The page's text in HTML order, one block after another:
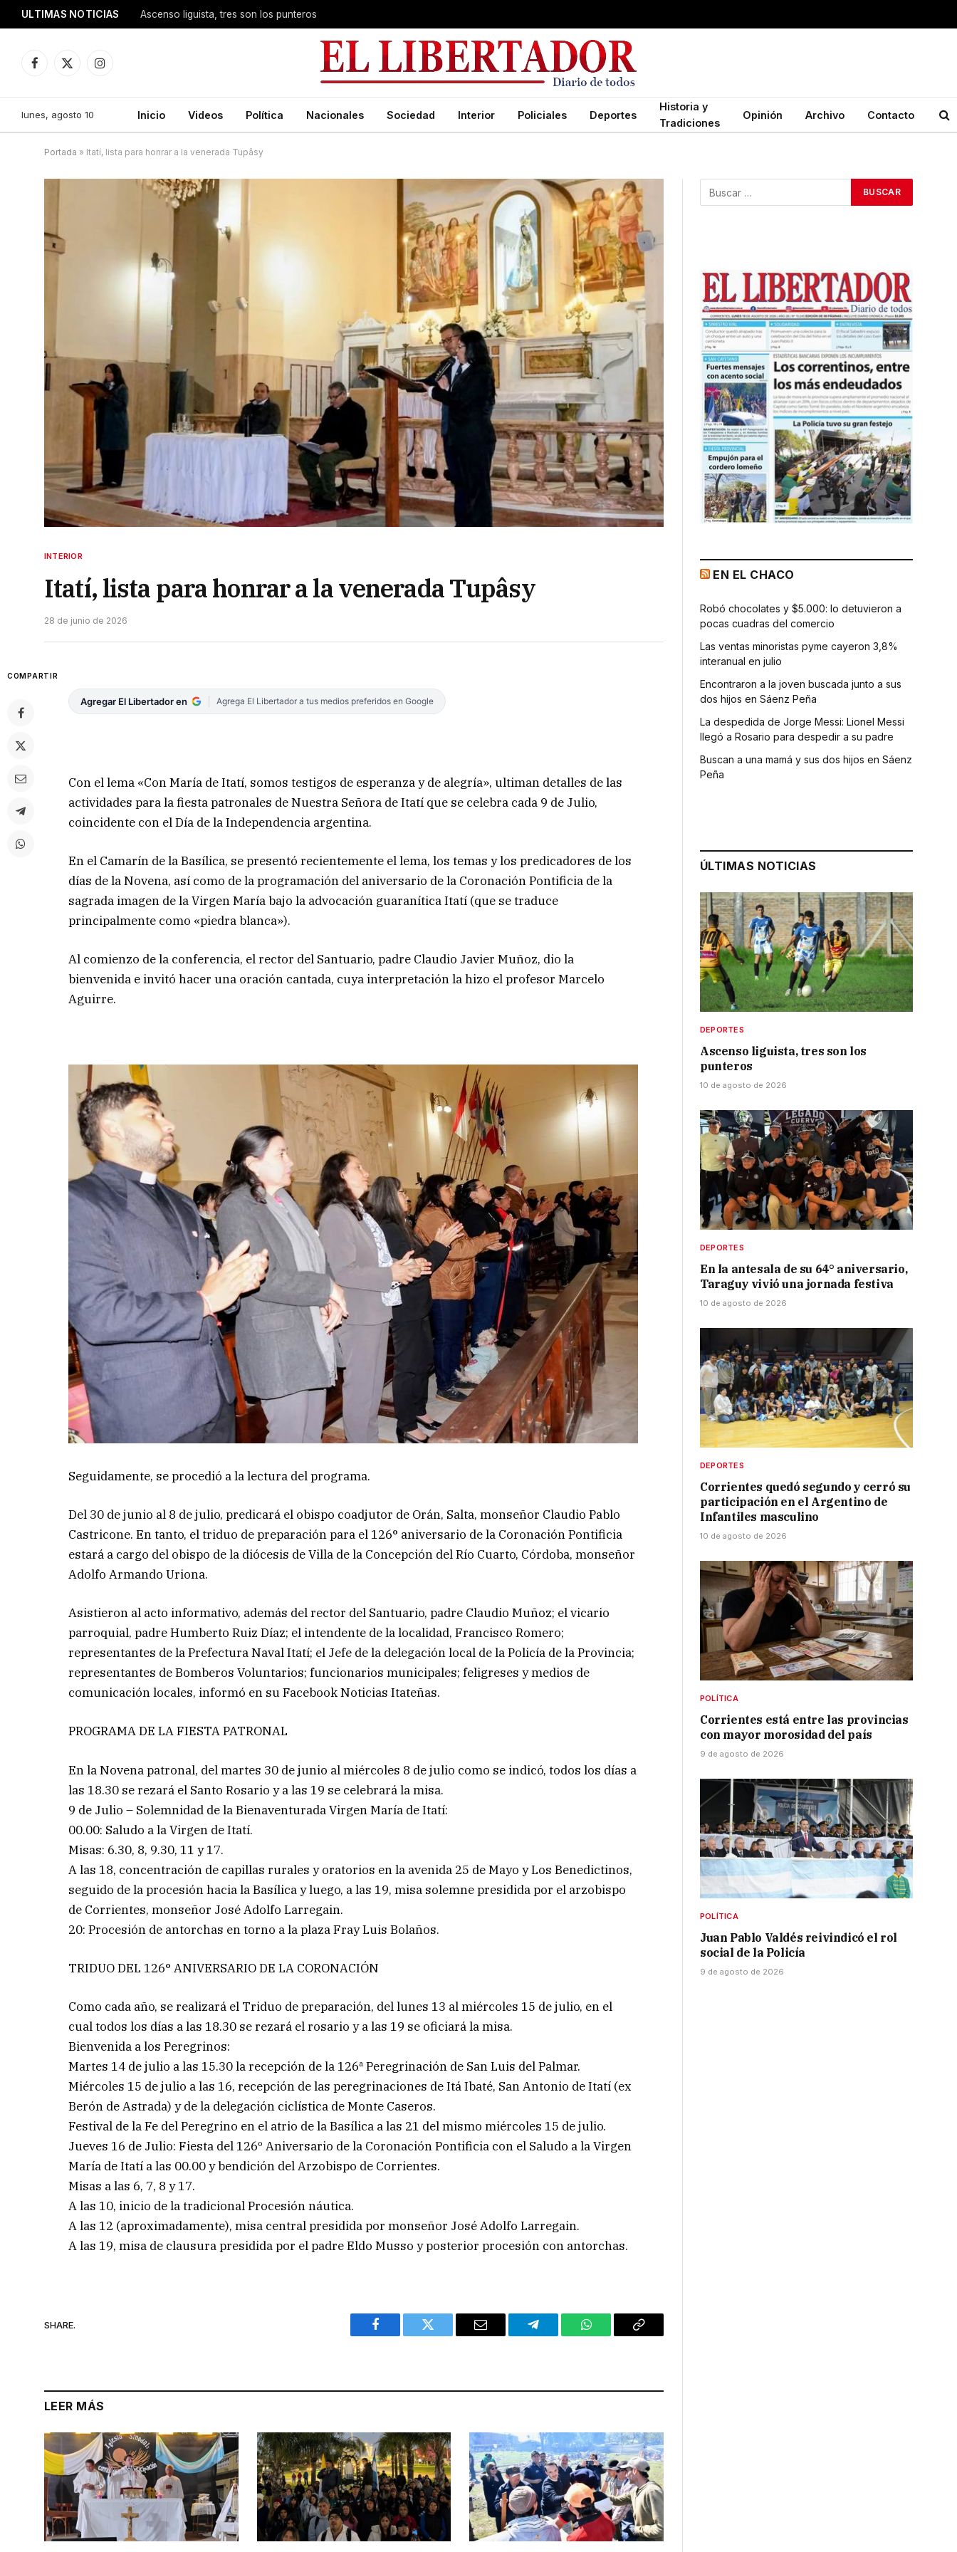
ULTIMAS NOTICIAS Ascenso liguista, tres son los punteros
Facebook
X
Instagram
lunes, agosto 10 Inicio Videos Política Nacionales Sociedad Interior Policiales Deportes
Historia y
Tradiciones
Opinión Archivo Contacto
Portada » Itatí, lista para honrar a la venerada Tupâsy
INTERIOR
Itatí, lista para honrar a la venerada Tupâsy
28 de junio de 2026
COMPARTIR
Agregar El Libertador en Agrega El Libertador a tus medios preferidos en Google
Con el lema «Con María de Itatí, somos testigos de esperanza y de alegría», ultiman detalles de las
actividades para la fiesta patronales de Nuestra Señora de Itatí que se celebra cada 9 de Julio,
coincidente con el Día de la Independencia argentina.
En el Camarín de la Basílica, se presentó recientemente el lema, los temas y los predicadores de los
días de la Novena, así como de la programación del aniversario de la Coronación Pontificia de la
sagrada imagen de la Virgen María bajo la advocación guaranítica Itatí (que se traduce
principalmente como «piedra blanca»).
Al comienzo de la conferencia, el rector del Santuario, padre Claudio Javier Muñoz, dio la
bienvenida e invitó hacer una oración cantada, cuya interpretación la hizo el profesor Marcelo
Aguirre.
Seguidamente, se procedió a la lectura del programa.
Del 30 de junio al 8 de julio, predicará el obispo coadjutor de Orán, Salta, monseñor Claudio Pablo
Castricone. En tanto, el triduo de preparación para el 126° aniversario de la Coronación Pontificia
estará a cargo del obispo de la diócesis de Villa de la Concepción del Río Cuarto, Córdoba, monseñor
Adolfo Armando Uriona.
Asistieron al acto informativo, además del rector del Santuario, padre Claudio Muñoz; el vicario
parroquial, padre Humberto Ruiz Díaz; el intendente de la localidad, Francisco Romero;
representantes de la Prefectura Naval Itatí; el Jefe de la delegación local de la Policía de la Provincia;
representantes de Bomberos Voluntarios; funcionarios municipales; feligreses y medios de
comunicación locales, informó en su Facebook Noticias Itateñas.
PROGRAMA DE LA FIESTA PATRONAL
En la Novena patronal, del martes 30 de junio al miércoles 8 de julio como se indicó, todos los días a
las 18.30 se rezará el Santo Rosario y a las 19 se celebrará la misa.
9 de Julio – Solemnidad de la Bienaventurada Virgen María de Itatí:
00.00: Saludo a la Virgen de Itatí.
Misas: 6.30, 8, 9.30, 11 y 17.
A las 18, concentración de capillas rurales y oratorios en la avenida 25 de Mayo y Los Benedictinos,
seguido de la procesión hacia la Basílica y luego, a las 19, misa solemne presidida por el arzobispo
de Corrientes, monseñor José Adolfo Larregain.
20: Procesión de antorchas en torno a la plaza Fray Luis Bolaños.
TRIDUO DEL 126° ANIVERSARIO DE LA CORONACIÓN
Como cada año, se realizará el Triduo de preparación, del lunes 13 al miércoles 15 de julio, en el
cual todos los días a las 18.30 se rezará el rosario y a las 19 se oficiará la misa.
Bienvenida a los Peregrinos:
Martes 14 de julio a las 15.30 la recepción de la 126ª Peregrinación de San Luis del Palmar.
Miércoles 15 de julio a las 16, recepción de las peregrinaciones de Itá Ibaté, San Antonio de Itatí (ex
Berón de Astrada) y de la delegación ciclística de Monte Caseros.
Festival de la Fe del Peregrino en el atrio de la Basílica a las 21 del mismo miércoles 15 de julio.
Jueves 16 de Julio: Fiesta del 126º Aniversario de la Coronación Pontificia con el Saludo a la Virgen
María de Itatí a las 00.00 y bendición del Arzobispo de Corrientes.
Misas a las 6, 7, 8 y 17.
A las 10, inicio de la tradicional Procesión náutica.
A las 12 (aproximadamente), misa central presidida por monseñor José Adolfo Larregain.
A las 19, misa de clausura presidida por el padre Eldo Musso y posterior procesión con antorchas.
SHARE.
Facebook Twitter Email Telegram WhatsAppCopy
LEER MÁS
EN EL CHACO
Robó chocolates y $5.000: lo detuvieron a
pocas cuadras del comercio
Las ventas minoristas pyme cayeron 3,8%
interanual en julio
Encontraron a la joven buscada junto a sus
dos hijos en Sáenz Peña
La despedida de Jorge Messi: Lionel Messi
llegó a Rosario para despedir a su padre
Buscan a una mamá y sus dos hijos en Sáenz
Peña
ÚLTIMAS NOTICIAS
DEPORTES
Ascenso liguista, tres son los
punteros
10 de agosto de 2026
DEPORTES
En la antesala de su 64° aniversario,
Taraguy vivió una jornada festiva
10 de agosto de 2026
DEPORTES
Corrientes quedó segundo y cerró su
participación en el Argentino de
Infantiles masculino
10 de agosto de 2026
POLÍTICA
Corrientes está entre las provincias
con mayor morosidad del país
9 de agosto de 2026
POLÍTICA
Juan Pablo Valdés reivindicó el rol
social de la Policía
9 de agosto de 2026